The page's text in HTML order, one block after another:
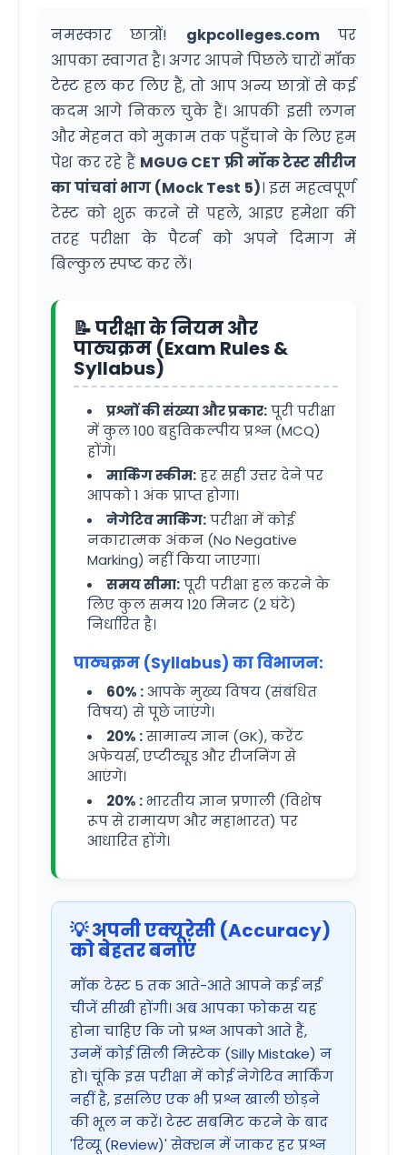
नमस्कार छात्रों! gkpcolleges.comपर
आपका स्वागत है। अगर आपने पिछले चारों मॉक
टेस्ट हल कर लिए हैं, तो आप अन्य छात्रों से कई
कदम आगे निकल चुके हैं। आपकी इसी लगन
और मेहनत को मुकाम तक पहुँचाने के लिए हम
पेश कर रहे हैं MGUG CET फ्री मॉक टेस्ट सीरीज
का पांचवां भाग (Mock Test 5)। इस महत्वपूर्ण
टेस्ट को शुरू करने से पहले, आइए हमेशा की
तरह परीक्षा के पैटर्न को अपने दिमाग में
बिल्कुल स्पष्ट कर लें।
📝 परीक्षा के नियम और
पाठ्यक्रम (Exam Rules &
Syllabus)
प्रश्नों की संख्या और प्रकार:पूरी परीक्षा
में कुल 100 बहुविकल्पीय प्रश्न (MCQ)
होंगे।
मार्किंग स्कीम:हर सही उत्तर देने पर
आपको 1 अंक प्राप्त होगा।
नेगेटिव मार्किंग:परीक्षा में कोई
नकारात्मक अंकन (No Negative
Marking) नहीं किया जाएगा।
समय सीमा:पूरी परीक्षा हल करने के
लिए कुल समय 120 मिनट (2 घंटे)
निर्धारित है।
पाठ्यक्रम (Syllabus) का विभाजन:
60% :आपके मुख्य विषय (संबंधित
विषय) से पूछे जाएंगे।
20% :सामान्य ज्ञान (GK), करेंट
अफेयर्स, एप्टीट्यूड और रीजनिंग से
आएंगे।
20% :भारतीय ज्ञान प्रणाली (विशेष
रूप से रामायण और महाभारत) पर
आधारित होंगे।
💡 अपनी एक्यूरेसी (Accuracy)
को बेहतर बनाएं
मॉक टेस्ट 5 तक आते-आते आपने कई नई
चीजें सीखी होंगी। अब आपका फोकस यह
होना चाहिए कि जो प्रश्न आपको आते हैं,
उनमें कोई सिली मिस्टेक (Silly Mistake) न
हो। चूंकि इस परीक्षा में कोई नेगेटिव मार्किंग
नहीं है, इसलिए एक भी प्रश्न खाली छोड़ने
की भूल न करें। टेस्ट सबमिट करने के बाद
'रिव्यू (Review)' सेक्शन में जाकर हर प्रश्न